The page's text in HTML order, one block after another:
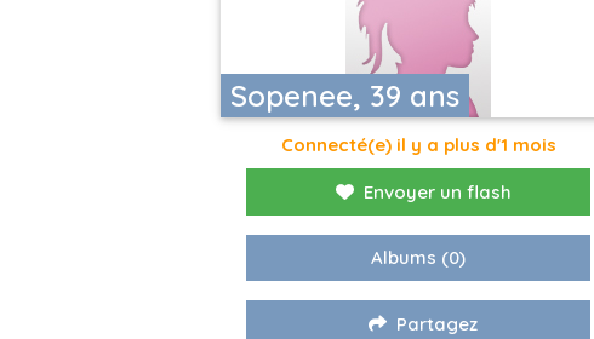
Sopenee, 39 ans
Connecté(e) il y a plus d'1 mois
Envoyer un flash
Albums (0)
Partagez